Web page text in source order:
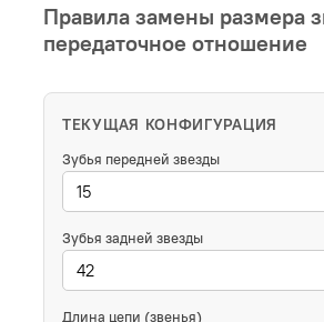
Правила замены размера
передаточное отношение
ТЕКУЩАЯ КОНФИГУРАЦИЯ
Зубья передней звезды
Зубья задней звезды
Длина цепи (звенья)